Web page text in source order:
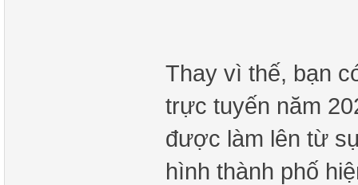
Thay vì thế, bạn
trực tuyến năm
được làm lên từ
hình thành phố